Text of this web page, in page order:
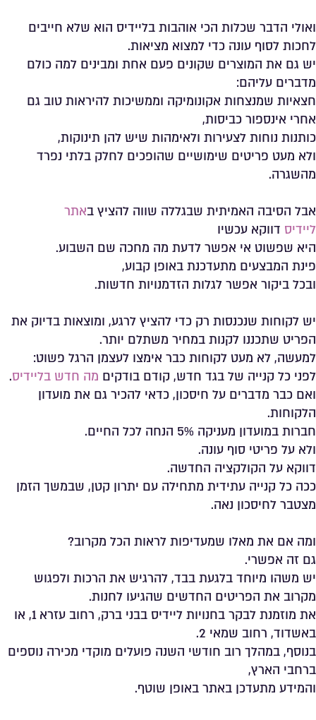
ואולי הדבר שכלות הכי אוהבות בליידיס הוא שלא חייבים
לחכות לסוף עונה כדי למצוא מציאות.
יש גם את המוצרים שקונים פעם אחת ומבינים למה כולם
מדברים עליהם:
חצאיות שמנצחות אקונומיקה וממשיכות להיראות טוב גם
אחרי אינספור כביסות,
כותנות נוחות לצעירות ולאימהות שיש להן תינוקות,
ולא מעט פריטים שימושיים שהופכים לחלק בלתי נפרד
מהשגרה.
אבל הסיבה האמיתית שבגללה שווה להציץ באתר
ליידיס דווקא עכשיו
היא שפשוט אי אפשר לדעת מה מחכה שם השבוע.
פינת המבצעים מתעדכנת באופן קבוע,
ובכל ביקור אפשר לגלות הזדמנויות חדשות.
יש לקוחות שנכנסות רק כדי להציץ לרגע, ומוצאות בדיוק את
הפריט שתכננו לקנות במחיר משתלם יותר.
למעשה, לא מעט לקוחות כבר אימצו לעצמן הרגל פשוט:
לפני כל קנייה של בגד חדש, קודם בודקים מה חדש בליידיס.
ואם כבר מדברים על חיסכון, כדאי להכיר גם את מועדון
הלקוחות.
חברות במועדון מעניקה 5% הנחה לכל החיים.
ולא על פריטי סוף עונה.
דווקא על הקולקציה החדשה.
ככה כל קנייה עתידית מתחילה עם יתרון קטן, שבמשך הזמן
מצטבר לחיסכון נאה.
ומה אם את מאלו שמעדיפות לראות הכל מקרוב?
גם זה אפשרי.
יש משהו מיוחד בלגעת בבד, להרגיש את הרכות ולפגוש
מקרוב את הפריטים החדשים שהגיעו לחנות.
את מוזמנת לבקר בחנויות ליידיס בבני ברק, רחוב עזרא 1, או
באשדוד, רחוב שמאי 2.
בנוסף, במהלך רוב חודשי השנה פועלים מוקדי מכירה נוספים
ברחבי הארץ,
והמידע מתעדכן באתר באופן שוטף.